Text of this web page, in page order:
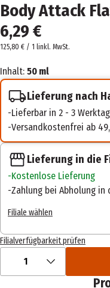
Body Attack
6,29 €
125,80 € / 1 linkl. MwSt.
Inhalt: 50 ml
Lieferung nach
Lieferbar in 2 - 3
Versandkostenfrei ab
Lieferung in die
Kostenlose Lieferung
Zahlung bei Abholung in
Filiale wählen
Filialverfügbarkeit prüfen
1